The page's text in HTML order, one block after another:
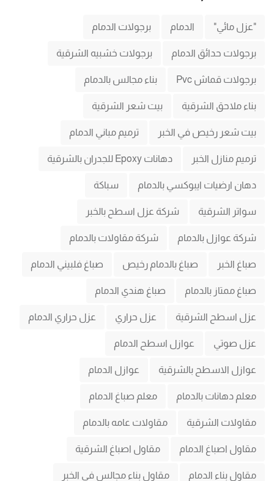
"عزل مائي" الدمام برجولات الدمام
برجولات حدائق الدمام برجولات خشبيه الشرقية
برجولات قماش Pvc بناء مجالس بالدمام
بناء ملاحق الشرقية بيت شعر الشرقية
بيت شعر رخيص في الخبر ترميم مباني الدمام
ترميم منازل الخبر دهانات Epoxy للجدران بالشرقية
دهان ارضيات ايبوكسي بالدمام سباكة
سواتر الشرقية شركة عزل اسطح بالخبر
شركة عوازل بالدمام شركة مقاولات بالدمام
صباغ الخبر صباغ بالدمام رخيص صباغ فلبيني الدمام
صباغ ممتاز بالدمام صباغ هندي الدمام
عزل اسطح الشرقية عزل حراري عزل حراري الدمام
عزل صوتي عوازل اسطح الدمام
عوازل الاسطح بالشرقية عوازل الدمام
معلم دهانات بالدمام معلم صباغ الدمام
مقاولات الشرقية مقاولات عامه بالدمام
مقاول اصباغ الدمام مقاول اصباغ الشرقية
مقاول بناء الدمام مقاول بناء مجالس في الخبر